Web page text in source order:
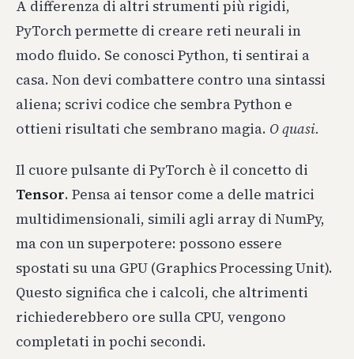
A differenza di altri strumenti più rigidi,
PyTorch permette di creare reti neurali in
modo fluido. Se conosci Python, ti sentirai a
casa. Non devi combattere contro una sintassi
aliena; scrivi codice che sembra Python e
ottieni risultati che sembrano magia. O quasi.
Il cuore pulsante di PyTorch è il concetto di
Tensor. Pensa ai tensor come a delle matrici
multidimensionali, simili agli array di NumPy,
ma con un superpotere: possono essere
spostati su una GPU (Graphics Processing Unit).
Questo significa che i calcoli, che altrimenti
richiederebbero ore sulla CPU, vengono
completati in pochi secondi.